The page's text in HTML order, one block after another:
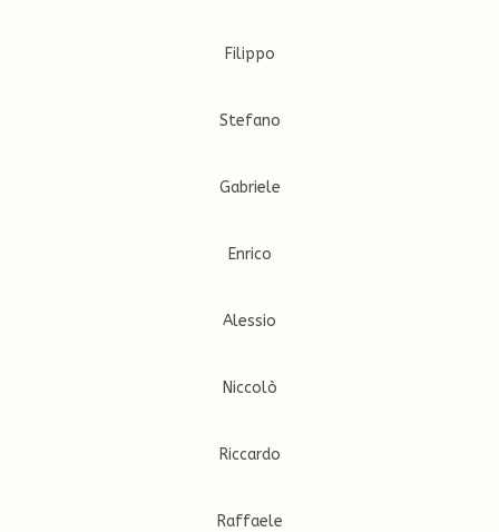
Filippo
Stefano
Gabriele
Enrico
Alessio
Niccolò
Riccardo
Raffaele